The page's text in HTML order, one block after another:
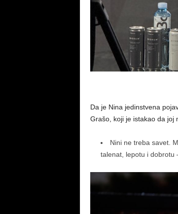
Da je Nina jedinstvena
Grašo, koji je istakao da joj
Nini ne treba savet.
talenat, lepotu i dobrotu